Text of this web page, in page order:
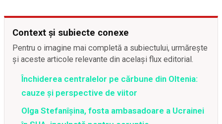
Context și subiecte conexe
Pentru o imagine mai completă a subiectului, urmărește
și aceste articole relevante din același flux editorial.
Închiderea centralelor pe cărbune din Oltenia:
cauze și perspective de viitor
Olga Stefanîşina, fosta ambasadoare a Ucrainei